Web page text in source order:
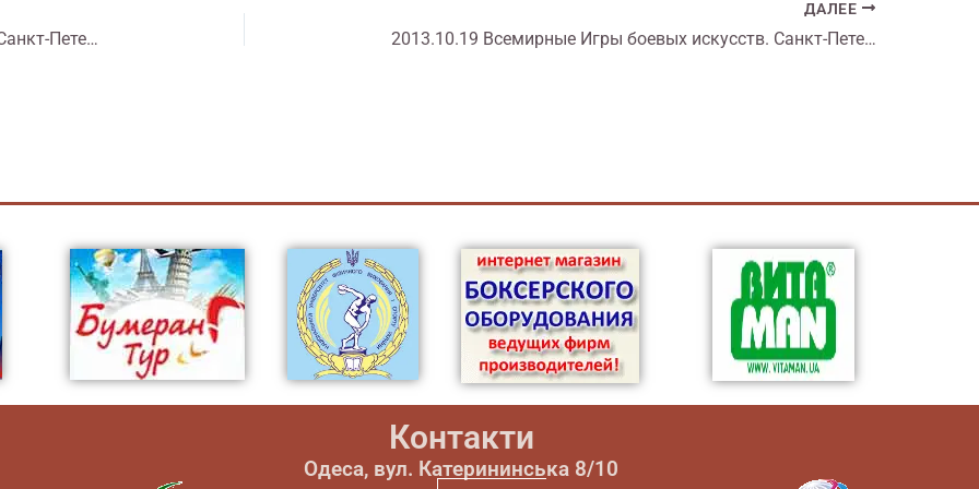
2013.10.18 Всемирные Игры боевых искусств. Санкт-Петербург. Жеребьевка
ДАЛЕЕ
2013.10.19 Всемирные Игры боевых искусств. Санкт-Петербург. Четвертьфиналы
Контакти
Одеса, вул. Катерининська 8/10